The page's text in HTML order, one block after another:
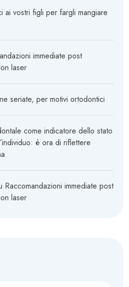
ai vostri figli per fargli mangiare
immediate post
laser
seriate, per motivi ortodontici
come indicatore dello stato
è ora di riflettere
Raccomandazioni immediate post
laser